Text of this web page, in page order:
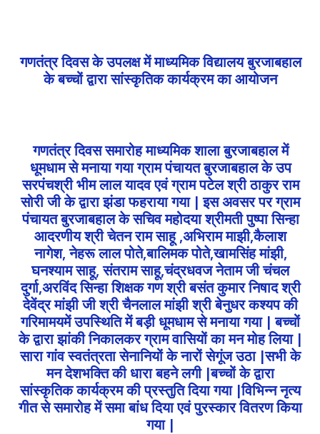
गणतंत्र दिवस के उपलक्ष में माध्यमिक विद्यालय बुरजाबहाल
के बच्चों द्वारा सांस्कृतिक कार्यक्रम का आयोजन
गणतंत्र दिवस समारोह माध्यमिक शाला बुरजाबहाल में
धूमधाम से मनाया गया ग्राम पंचायत बुरजाबहाल के उप
सरपंचश्री भीम लाल यादव एवं ग्राम पटेल श्री ठाकुर राम
सोरी जी के द्वारा झंडा फहराया गया | इस अवसर पर ग्राम
पंचायत बुरजाबहाल के सचिव महोदया श्रीमती पुष्पा सिन्हा
आदरणीय श्री चेतन राम साहू ,अभिराम माझी,कैलाश
नागेश, नेहरू लाल पोते,बालिमक पोते,खामसिंह मांझी,
घनश्याम साहू, संतराम साहू,चंद्रधवज नेताम जी चंचल
दुर्गा,अरविंद सिन्हा शिक्षक गण श्री बसंत कुमार निषाद श्री
देवेंद्र मांझी जी श्री चैनलाल मांझी श्री बेनुधर कश्यप की
गरिमामयमें उपस्थिति में बड़ी धूमधाम से मनाया गया | बच्चों
के द्वारा झांकी निकालकर ग्राम वासियों का मन मोह लिया |
सारा गांव स्वतंत्रता सेनानियों के नारों सेगूंज उठा |सभी के
मन देशभक्ति की धारा बहने लगी |बच्चों के द्वारा
सांस्कृतिक कार्यक्रम की प्रस्तुति दिया गया |विभिन्न नृत्य
गीत से समारोह में समा बांध दिया एवं पुरस्कार वितरण किया
गया |